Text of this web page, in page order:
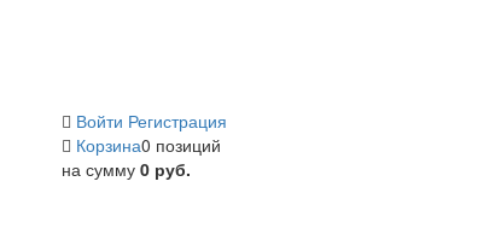
Войти Регистрация
Корзина0 позиций
на сумму 0 руб.